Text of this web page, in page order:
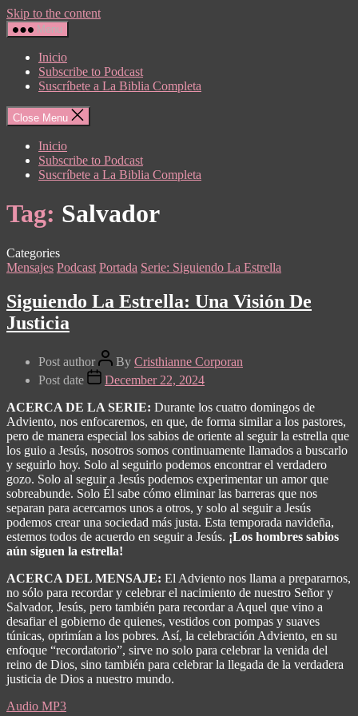
Skip to the content
Menu
Inicio
Subscribe to Podcast
Suscríbete a La Biblia Completa
Close Menu
Inicio
Subscribe to Podcast
Suscríbete a La Biblia Completa
Tag: Salvador
Categories
Mensajes Podcast Portada Serie: Siguiendo La Estrella
Siguiendo La Estrella: Una Visión De
Justicia
Post author By Cristhianne Corporan
Post date
December 22, 2024
ACERCA DE LA SERIE: Durante los cuatro domingos de
Adviento, nos enfocaremos, en que, de forma similar a los pastores,
pero de manera especial los sabios de oriente al seguir la estrella que
los guio a Jesús, nosotros somos continuamente llamados a buscarlo
y seguirlo hoy. Solo al seguirlo podemos encontrar el verdadero
gozo. Solo al seguir a Jesús podemos experimentar un amor que
sobreabunde. Solo Él sabe cómo eliminar las barreras que nos
separan para acercarnos unos a otros, y solo al seguir a Jesús
podemos crear una sociedad más justa. Esta temporada navideña,
estemos todos de acuerdo en seguir a Jesús. ¡Los hombres sabios
aún siguen la estrella!
ACERCA DEL MENSAJE: El Adviento nos llama a prepararnos,
no sólo para recordar y celebrar el nacimiento de nuestro Señor y
Salvador, Jesús, pero también para recordar a Aquel que vino a
desafiar el gobierno de quienes, vestidos con pompas y suaves
túnicas, oprimían a los pobres. Así, la celebración Adviento, en su
enfoque “recordatorio”, sirve no solo para celebrar la venida del
reino de Dios, sino también para celebrar la llegada de la verdadera
justicia de Dios a nuestro mundo.
Audio MP3